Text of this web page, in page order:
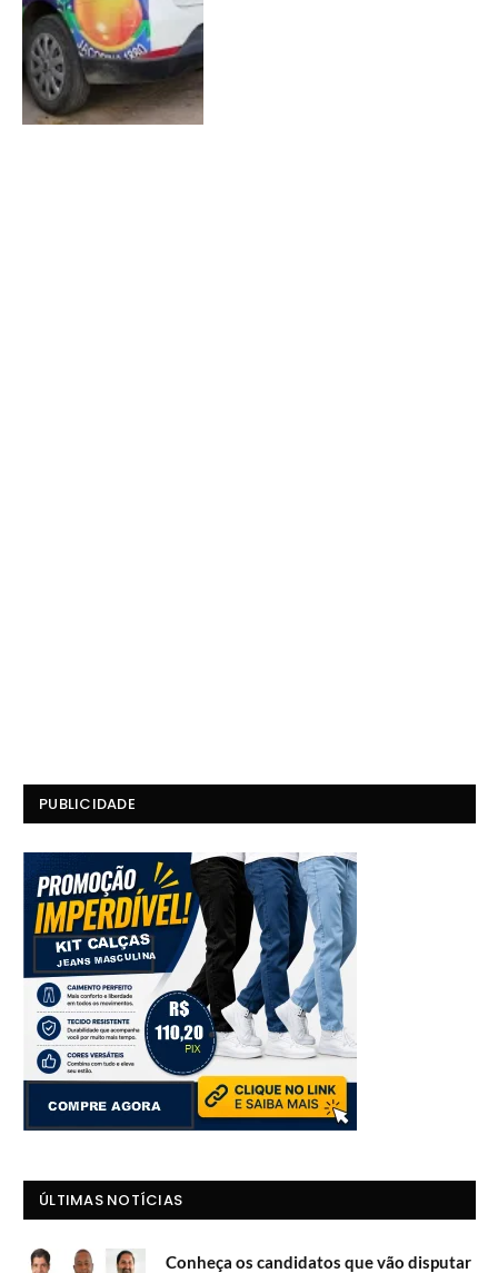
PUBLICIDADE
ÚLTIMAS NOTÍCIAS
Conheça os candidatos que vão disputar